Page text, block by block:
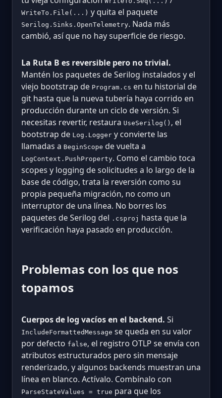
WriteTo.File(...) y quita el paquete
Serilog.Sinks.OpenTelemetry. Nada más
cambió, así que no hay superficie de riesgo.
La Ruta B es reversible pero no trivial.
Mantén los paquetes de Serilog instalados y el
viejo bootstrap de Program.cs en tu historial de
git hasta que la nueva tubería haya corrido en
producción durante un ciclo de versión. Si
necesitas revertir, restaura UseSerilog() , el
bootstrap de Log.Logger y convierte las
llamadas a BeginScope de vuelta a
LogContext.PushProperty. Como el cambio toca
scopes y logging de solicitudes a lo largo de la
base de código, trata la reversión como su
propia pequeña migración, no como un
interruptor de una línea. No borres los
paquetes de Serilog del .csproj hasta que la
verificación haya pasado en producción.
Problemas con los que nos
topamos
Cuerpos de log vacíos en el backend. Si
IncludeFormattedMessage se queda en su valor
por defecto false, el registro OTLP se envía con
atributos estructurados pero sin mensaje
renderizado, y algunos backends muestran una
línea en blanco. Actívalo. Combínalo con
ParseStateValues = true para que los